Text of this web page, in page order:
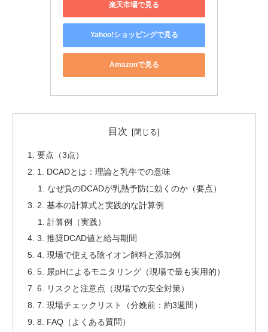
楽天市場で見る
Yahoo!ショッピングで見る
Amazonで見る
目次
要点（3点）
1. DCADとは：理論と乳牛での意味
なぜ負のDCADが乳熱予防に効くのか（要点）
2. 基本の計算式と実践的な計算例
計算例（実践）
3. 推奨DCAD値と給与期間
4. 現場で使える陰イオン飼料と添加例
5. 尿pHによるモニタリング（現場で最も実用的）
6. リスクと注意点（現場での安全対策）
7. 現場チェックリスト（分娩前：約3週間）
8. FAQ（よくある質問）